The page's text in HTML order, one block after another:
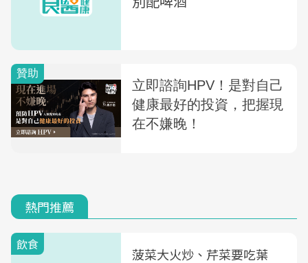
熱門推薦
飲食
菠菜大火炒、芹菜要吃葉